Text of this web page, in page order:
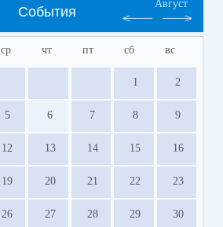
События
Август
ср чт пт сб вс
1 2
5 6 7 8 9
12 13 14 15 16
19 20 21 22 23
26 27 28 29 30